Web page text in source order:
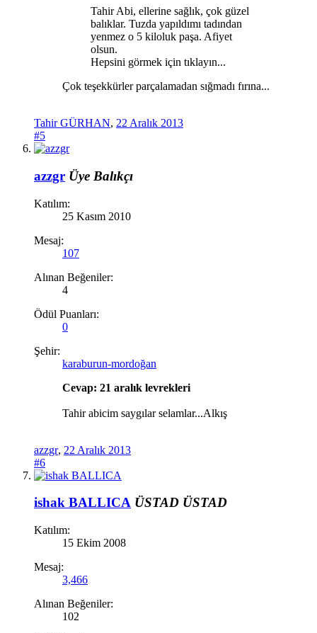
Tahir Abi, ellerine sağlık, çok güzel
balıklar. Tuzda yapıldımı tadından
yenmez o 5 kiloluk paşa. Afiyet
olsun.
Hepsini görmek için tıklayın...
Çok teşekkürler parçalamadan sığmadı fırına...
Tahir GÜRHAN, 22 Aralık 2013
#5
azzgr Üye Balıkçı
Katılım:
25 Kasım 2010
Mesaj:
107
Alınan Beğeniler:
4
Ödül Puanları:
0
Şehir:
karaburun-mordoğan
Cevap: 21 aralık levrekleri
Tahir abicim saygılar selamlar...Alkış
azzgr, 22 Aralık 2013
#6
ishak BALLICA ÜSTAD ÜSTAD
Katılım:
15 Ekim 2008
Mesaj:
3,466
Alınan Beğeniler:
102